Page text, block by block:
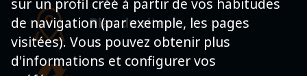
Plan du site
sur un profil créé à partir de vos habitudes
de navigation (par exemple, les pages
visitées). Vous pouvez obtenir plus
d'informations et configurer vos